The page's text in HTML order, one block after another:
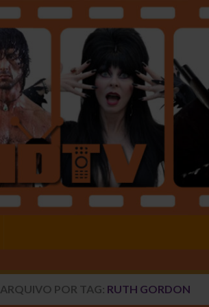
ARQUIVO POR TAG: RUTH GORDON